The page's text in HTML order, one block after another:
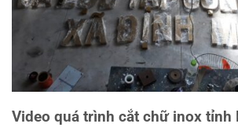
Video quá trình cắt chữ inox tỉnh